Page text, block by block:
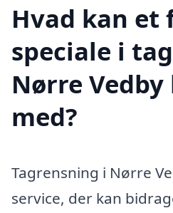
Hvad kan et
speciale i
Nørre
med?
Tagrensning i Nørre
service, der kan